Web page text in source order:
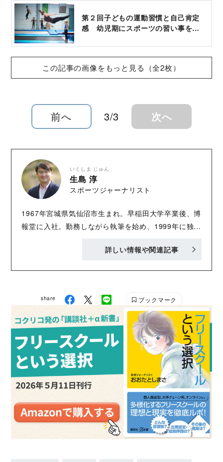
第２回子どもの運動習慣と自己肯定
感 幼児期にスポーツの習い事をす
この記事の画像をもっと見る（全2枚）
前へ 3/3 次へ
いくしま じゅん
生島 淳
スポーツジャーナリスト
1967年宮城県気仙沼市生まれ。早稲田大学卒業後、博
報堂に入社。勤務しながら執筆を始め、1999年に独
り、日本人メジャーリーガーとの著作も多い。 また、
駅』（文藝春秋刊）、関西学院大学アメリカンフット
ボール部・鳥内秀晃前監督との共著『どんな男になん
ねん』（ベースボールマガジン社刊）など。
詳しい情報や関連記事
share ブックマーク